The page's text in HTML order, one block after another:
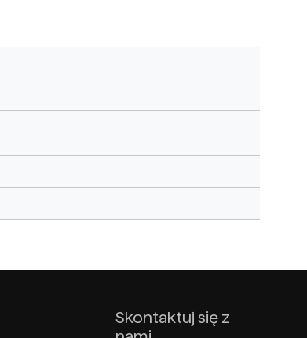
Skontaktuj się z